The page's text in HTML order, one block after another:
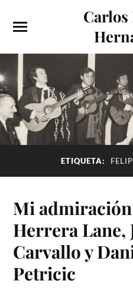
Carlos
ETIQUETA:
Mi
Herrera Lane,
Carvallo y
Petricic